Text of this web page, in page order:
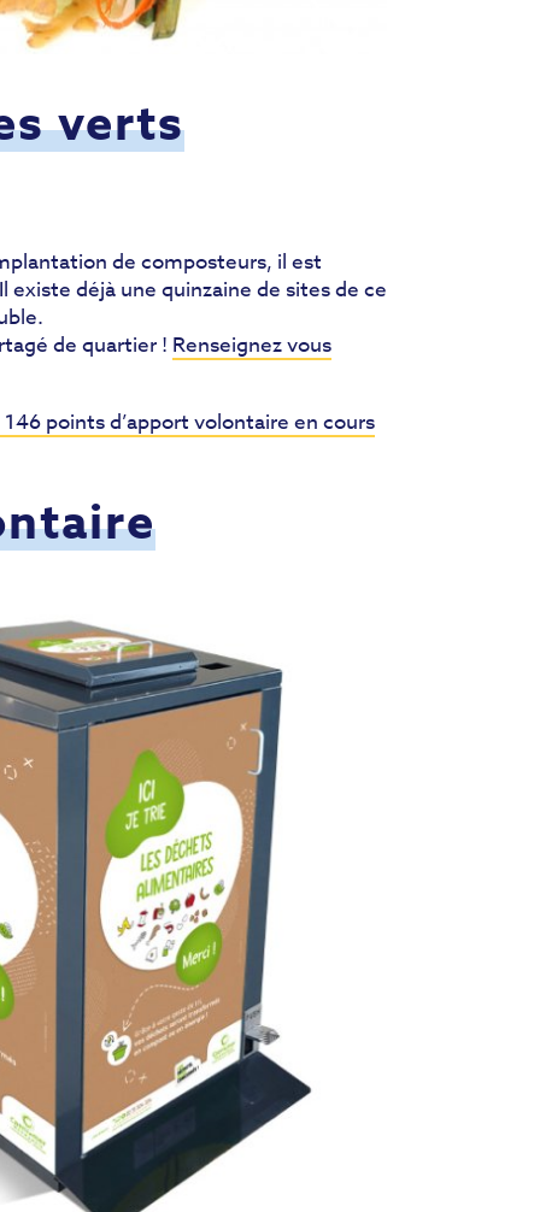
verts
de composteurs, il est
existe déjà une quinzaine de sites de ce
de quartier ! Renseignez vous
points d’apport volontaire en cours